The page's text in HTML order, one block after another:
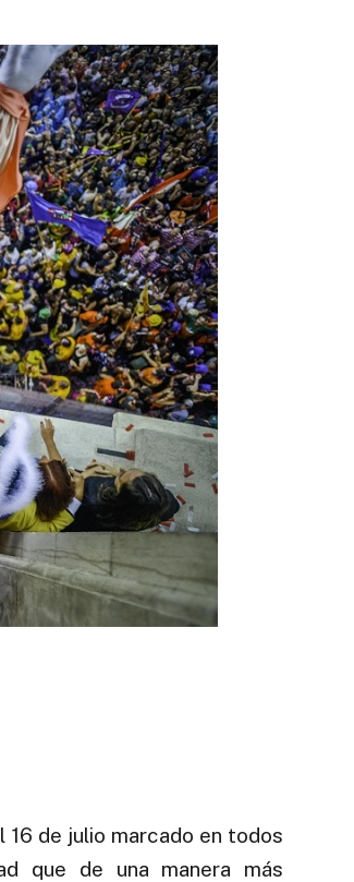
16 de julio marcado en todos
que de una manera más